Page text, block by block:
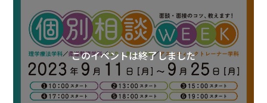
このイベントは終了しました